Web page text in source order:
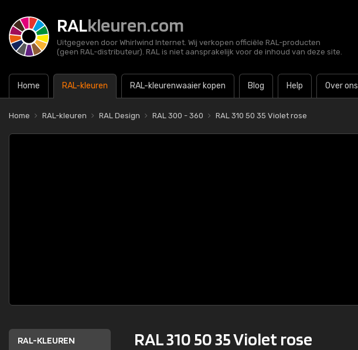
RALkleuren.com
Uitgegeven door Whirlwind Internet. Wij verkopen officiële RAL-producten
(geen RAL-distributeur). RAL is niet aansprakelijk voor de inhoud van deze site.
Home RAL-kleuren RAL-kleurenwaaier kopen Blog Help Over ons
Home RAL-kleuren RAL Design RAL 300 - 360 RAL 310 50 35 Violet rose
RAL-KLEUREN RAL 310 50 35 Violet rose